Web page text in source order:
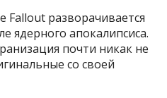
разворачивается
ядерного апокалипсиса.
почти никак не
со своей